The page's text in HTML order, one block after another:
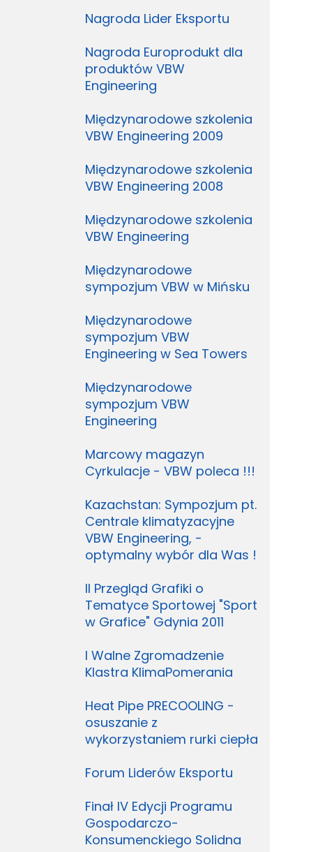
Nagroda Lider Eksportu
Nagroda Europrodukt dla
produktów VBW
Engineering
Międzynarodowe szkolenia
VBW Engineering 2009
Międzynarodowe szkolenia
VBW Engineering 2008
Międzynarodowe szkolenia
VBW Engineering
Międzynarodowe
sympozjum VBW w Mińsku
Międzynarodowe
sympozjum VBW
Engineering w Sea Towers
Międzynarodowe
sympozjum VBW
Engineering
Marcowy magazyn
Cyrkulacje - VBW poleca !!!
Kazachstan: Sympozjum pt.
Centrale klimatyzacyjne
VBW Engineering, -
optymalny wybór dla Was !
II Przegląd Grafiki o
Tematyce Sportowej "Sport
w Grafice" Gdynia 2011
I Walne Zgromadzenie
Klastra KlimaPomerania
Heat Pipe PRECOOLING -
osuszanie z
wykorzystaniem rurki ciepła
Forum Liderów Eksportu
Finał IV Edycji Programu
Gospodarczo-
Konsumenckiego Solidna